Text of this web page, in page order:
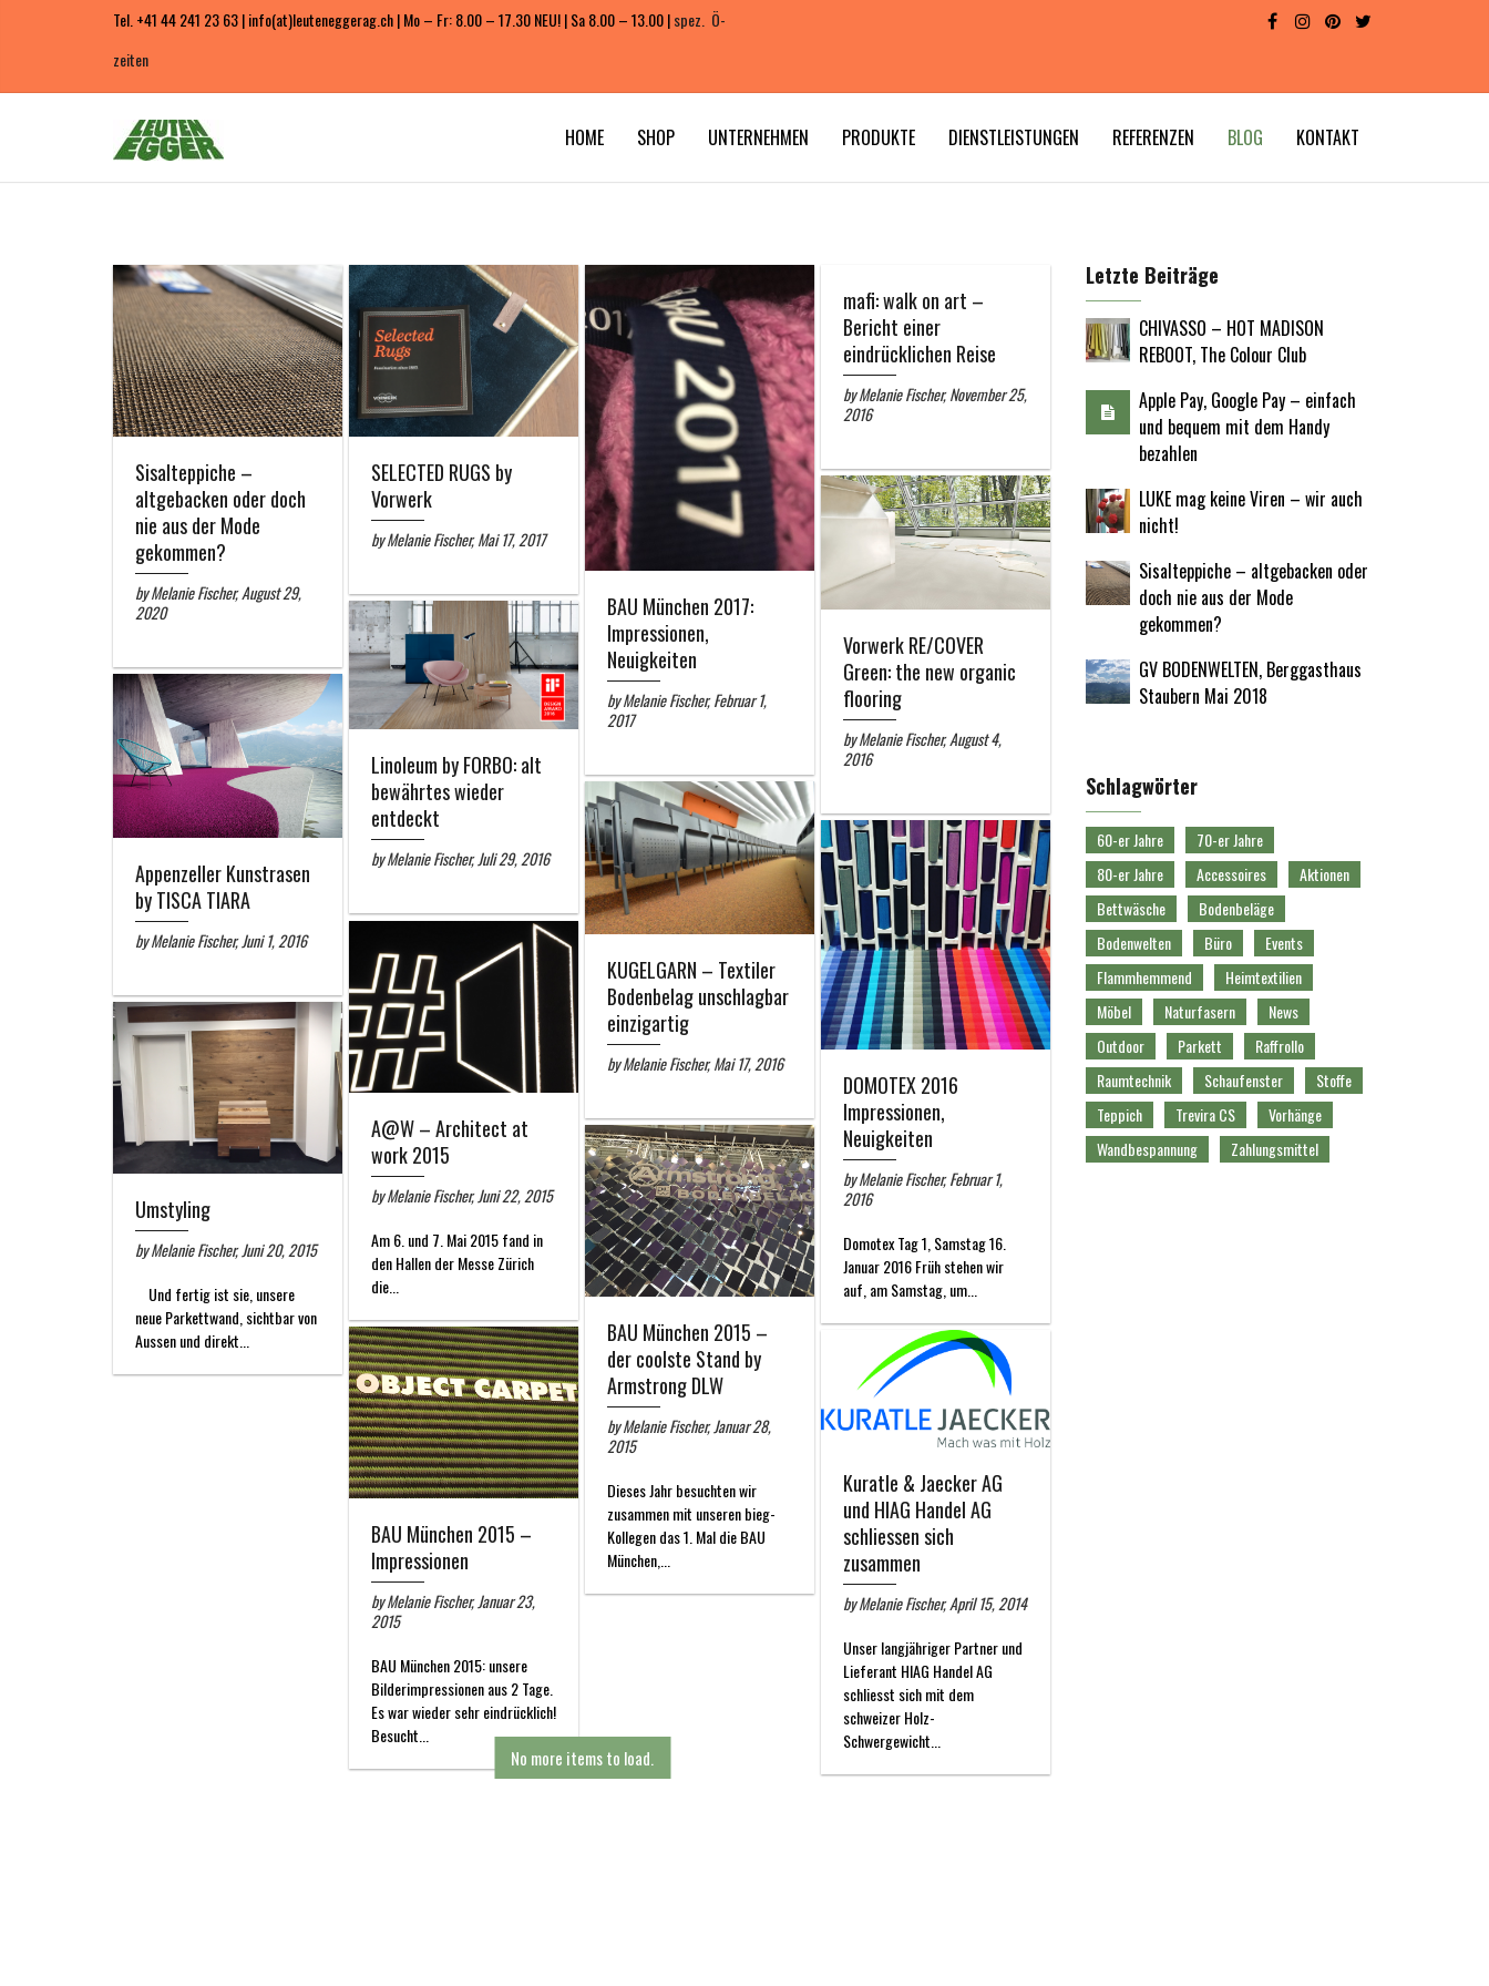
Tel. +41 44 241 23 63 | info(at)leuteneggerag.ch | Mo – Fr: 8.00 – 17.30 NEU! | Sa 8.00 – 13.00 |spez. Ö-
zeiten
HOME SHOP UNTERNEHMEN PRODUKTE DIENSTLEISTUNGEN REFERENZEN BLOG KONTAKT
Sisalteppiche –
altgebacken oder doch
nie aus der Mode
gekommen?
by Melanie Fischer, August 29,
2020
SELECTED RUGS by
Vorwerk
by Melanie Fischer, Mai 17, 2017
BAU München 2017:
Impressionen,
Neuigkeiten
by Melanie Fischer, Februar 1,
2017
mafi: walk on art –
Bericht einer
eindrücklichen Reise
by Melanie Fischer, November 25,
2016
Vorwerk RE/COVER
Green: the new organic
flooring
by Melanie Fischer, August 4,
2016
Linoleum by FORBO: alt
bewährtes wieder
entdeckt
by Melanie Fischer, Juli 29, 2016
Appenzeller Kunstrasen
by TISCA TIARA
by Melanie Fischer, Juni 1, 2016
KUGELGARN – Textiler
Bodenbelag unschlagbar
einzigartig
by Melanie Fischer, Mai 17, 2016
DOMOTEX 2016
Impressionen,
Neuigkeiten
by Melanie Fischer, Februar 1,
2016
Domotex Tag 1, Samstag 16.
Januar 2016 Früh stehen wir
auf, am Samstag, um...
A@W – Architect at
work 2015
by Melanie Fischer, Juni 22, 2015
Am 6. und 7. Mai 2015 fand in
den Hallen der Messe Zürich
die...
Umstyling
by Melanie Fischer, Juni 20, 2015
Und fertig ist sie, unsere
neue Parkettwand, sichtbar von
Aussen und direkt...
BAU München 2015 –
der coolste Stand by
Armstrong DLW
by Melanie Fischer, Januar 28,
2015
Dieses Jahr besuchten wir
zusammen mit unseren bieg-
Kollegen das 1. Mal die BAU
München,...
BAU München 2015 –
Impressionen
by Melanie Fischer, Januar 23,
2015
BAU München 2015: unsere
Bilderimpressionen aus 2 Tage.
Es war wieder sehr eindrücklich!
Besucht...
Kuratle & Jaecker AG
und HIAG Handel AG
schliessen sich
zusammen
by Melanie Fischer, April 15, 2014
Unser langjähriger Partner und
Lieferant HIAG Handel AG
schliesst sich mit dem
schweizer Holz-
Schwergewicht...
No more items to load.
Letzte Beiträge
CHIVASSO – HOT MADISON
REBOOT, The Colour Club
Apple Pay, Google Pay – einfach
und bequem mit dem Handy
bezahlen
LUKE mag keine Viren – wir auch
nicht!
Sisalteppiche – altgebacken oder
doch nie aus der Mode
gekommen?
GV BODENWELTEN, Berggasthaus
Staubern Mai 2018
Schlagwörter
60-er Jahre
70-er Jahre
80-er Jahre
Accessoires
Aktionen
Bettwäsche
Bodenbeläge
Bodenwelten
Büro
Events
Flammhemmend
Heimtextilien
Möbel
Naturfasern
News
Outdoor
Parkett
Raffrollo
Raumtechnik
Schaufenster
Stoffe
Teppich
Trevira CS
Vorhänge
Wandbespannung
Zahlungsmittel